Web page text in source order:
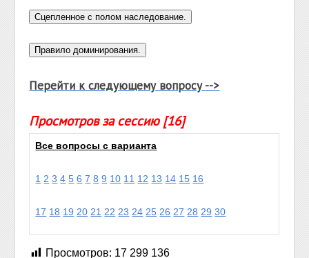
Перейти к следующему вопросу -->
Просмотров за сессию [16]
Все вопросы с варианта
1 2 3 4 5 6 7 8 9 10 11 12 13 14 15 16
17 18 19 20 21 22 23 24 25 26 27 28 29 30
Просмотров: 17 299 136